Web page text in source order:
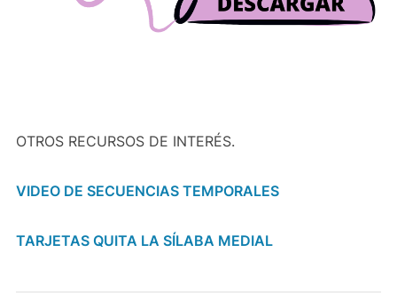
OTROS RECURSOS DE INTERÉS.
VIDEO DE SECUENCIAS TEMPORALES
TARJETAS QUITA LA SÍLABA MEDIAL